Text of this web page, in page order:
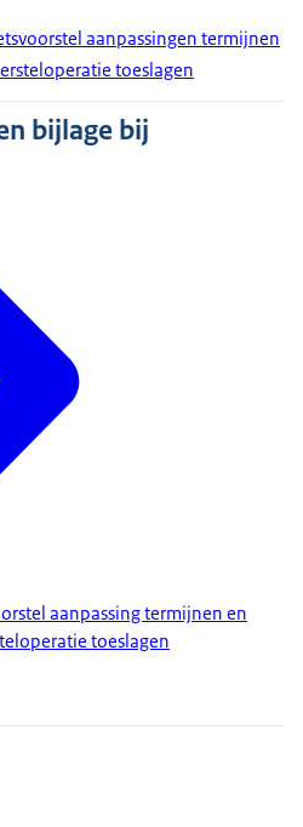
aanpassingen termijnen
toeslagen
bijlage bij
aanpassing termijnen en
toeslagen